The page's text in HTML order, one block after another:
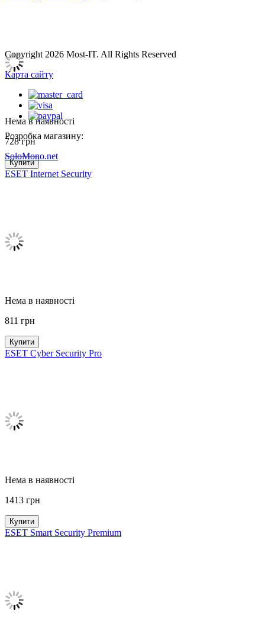
Нема в наявності
728грн
Купити
ESET Internet Security
Нема в наявності
811 грн
Купити
ESET Cyber Security Pro
Нема в наявності
1413 грн
Купити
ESET Smart Security Premium
Copyright 2026 Most-IT. All Rights Reserved
Карта сайту
Розробка магазину:
SoloMono.net